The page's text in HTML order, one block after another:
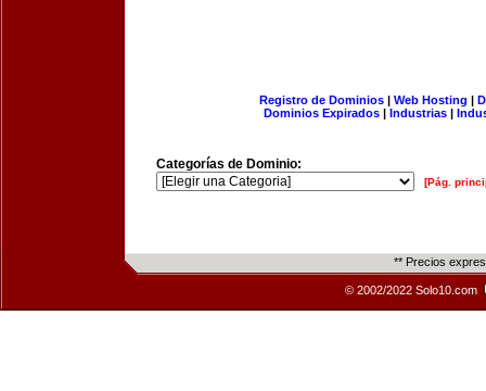
Registro de Dominios| Web Hosting |
Dominios Expirados | Industrias |
Categorías de Dominio:
[Pág.
** Precios
© 2002/2022 Solo10.com